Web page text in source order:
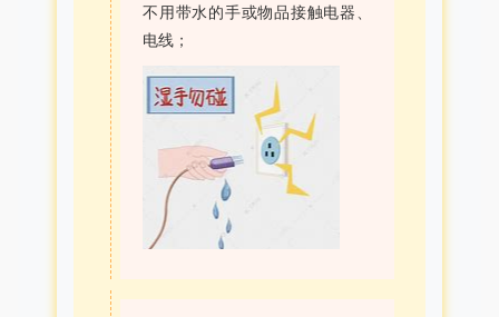
不用带水的手或物品接触电器、
电线；